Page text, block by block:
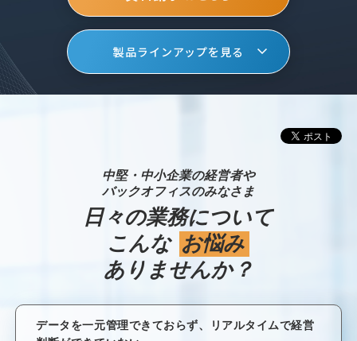
製品ラインアップを見る
中堅・中小企業の経営者や
バックオフィスのみなさま
日々の業務について
こんな お悩み
ありませんか？
データを一元管理できておらず、リアルタイムで経営